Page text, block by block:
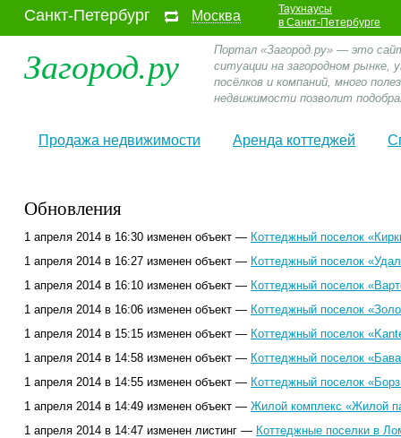
Санкт-Петербург Москва
Таухнаусы
в Санкт-Петербурге
Загород.ру
Портал «Загород.ру» — это
ситуации на загородном
посёлков и компаний, много
недвижимости позволит
Продажа недвижимости Аренда коттеджей
Обновления
1 апреля 2014 в 16:30 изменен объект — Коттеджный поселок
1 апреля 2014 в 16:27 изменен объект — Коттеджный поселок
1 апреля 2014 в 16:10 изменен объект — Коттеджный поселок
1 апреля 2014 в 16:06 изменен объект — Коттеджный поселок
1 апреля 2014 в 15:15 изменен объект — Коттеджный поселок
1 апреля 2014 в 14:58 изменен объект — Коттеджный поселок
1 апреля 2014 в 14:55 изменен объект — Коттеджный поселок
1 апреля 2014 в 14:49 изменен объект — Жилой комплекс «Жилой
1 апреля 2014 в 14:47 изменен листинг — Коттеджные поселки в